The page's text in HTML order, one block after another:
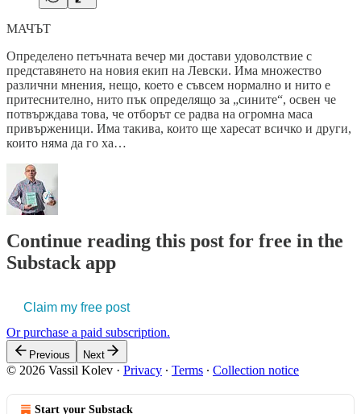
МАЧЪТ
Определено петъчната вечер ми достави удоволствие с
представянето на новия екип на Левски. Има множество
различни мнения, нещо, което е съвсем нормално и нито е
притеснително, нито пък определящо за „сините“, освен че
потвърждава това, че отборът се радва на огромна маса
привърженици. Има такива, които ще харесат всичко и други,
които няма да го ха…
Continue reading this post for free in the
Substack app
Claim my free post
Or purchase a paid subscription.
Previous Next
© 2026 Vassil Kolev · Privacy ∙ Terms ∙ Collection notice
Start your Substack